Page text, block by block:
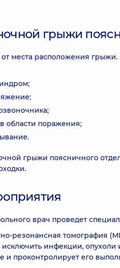
грыжи
места расположения
области поражения;
грыжи поясничного
врач проведет
резонансная томография
инфекции,
и проконтролирует его